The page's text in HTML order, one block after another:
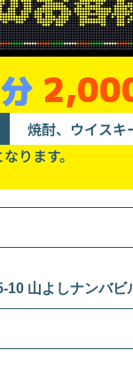
焼酎、ウイスキ
ります。
10 山よしナンバビ